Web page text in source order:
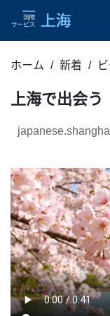
ホーム 新着
上海で出会う